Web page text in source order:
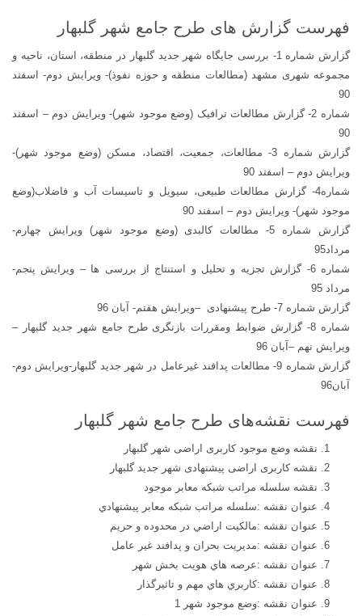
فهرست گزارش های طرح جامع شهر گلبهار
گزارش شماره 1- بررسی جایگاه شهر جدید گلبهار در منطقه، استان، ناحیه و
مجموعه شهری مشهد (مطالعات منطقه و حوزه نفوذ)- ویرایش دوم- اسفند
90
شماره 2- گزارش مطالعات ترافیک (وضع موجود شهر)- ویرایش دوم – اسفند
90
گزارش شماره 3- مطالعات، جمعیت، اقتصاد، مسکن (وضع موجود شهر)-
ویرایش دوم – اسفند 90
شماره4- گزارش مطالعات طبیعی، سیویل و تاسیسات آب و فاضلاب(وضع
موجود شهر)- ویرایش دوم – اسفند 90
گزارش شماره 5- مطالعات کالبدی (وضع موجود شهر) ویرایش چهارم-
مرداد95
شماره 6- گزارش تجزیه و تحلیل و استنتاج از بررسی ها – ویرایش پنجم-
مرداد 95
گزارش شماره 7- طرح پیشنهادی
–ویرایش هفتم- آبان 96
شماره 8- گزارش ضوابط ومقررات بازنگری طرح جامع شهر جدید گلبهار
–
ویرایش نهم – آبان 96
گزارش شماره 9- مطالعات پدافند غیرعامل در شهر جدید گلبهار-ویرایش دوم-
آبان96
فهرست نقشه‌های طرح جامع شهر گلبهار
نقشه وضع موجود کاربری اراضی شهر گلبهار
نقشه کاربری اراضی پیشنهادی شهر جدید گلبهار
نقشه سلسله مراتب شبكه معابر موجود
عنوان نقشه :سلسله مراتب شبكه معابر پيشنهادي
عنوان نقشه :مالكيت اراضي در محدوده و حريم
عنوان نقشه :مديريت بحران و پدافند غير عامل
عنوان نقشه :عرصه هاي هويت بخش شهر
عنوان نقشه :كاربري هاي مهم و تاثيرگذار
عنوان نقشه :وضع موجود شهر 1